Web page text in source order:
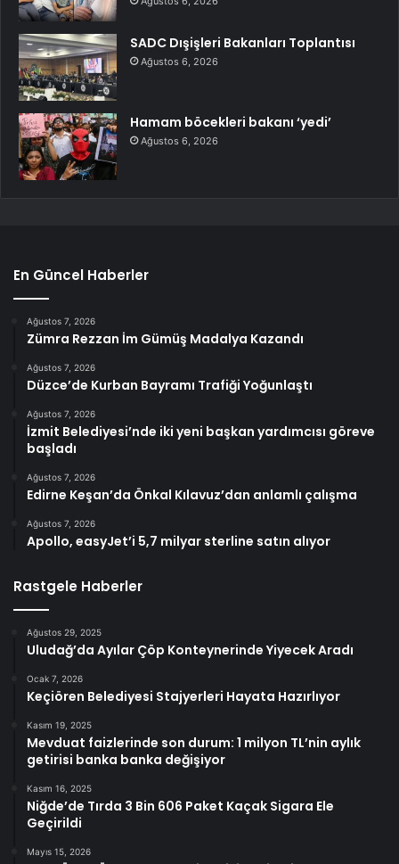
SADC Dışişleri Bakanları Toplantısı
Ağustos 6, 2026
Hamam böcekleri bakanı ‘yedi’
Ağustos 6, 2026
En Güncel Haberler
Ağustos 7, 2026
Zümra Rezzan İm Gümüş Madalya Kazandı
Ağustos 7, 2026
Düzce’de Kurban Bayramı Trafiği Yoğunlaştı
Ağustos 7, 2026
İzmit Belediyesi’nde iki yeni başkan yardımcısı göreve
başladı
Ağustos 7, 2026
Edirne Keşan’da Önkal Kılavuz’dan anlamlı çalışma
Ağustos 7, 2026
Apollo, easyJet’i 5,7 milyar sterline satın alıyor
Rastgele Haberler
Ağustos 29, 2025
Uludağ’da Ayılar Çöp Konteynerinde Yiyecek Aradı
Ocak 7, 2026
Keçiören Belediyesi Stajyerleri Hayata Hazırlıyor
Kasım 19, 2025
Mevduat faizlerinde son durum: 1 milyon TL’nin aylık
getirisi banka banka değişiyor
Kasım 16, 2025
Niğde’de Tırda 3 Bin 606 Paket Kaçak Sigara Ele
Geçirildi
Mayıs 15, 2026